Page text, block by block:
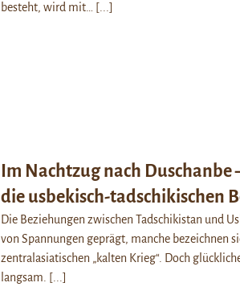
besteht, wird mit…
[...]
Im Nachtzug nach Duschanbe
die usbekisch-tadschikischen
Die Beziehungen zwischen Tadschikistan und
von Spannungen geprägt, manche bezeichnen
zentralasiatischen „kalten Krieg“. Doch
langsam.
[...]